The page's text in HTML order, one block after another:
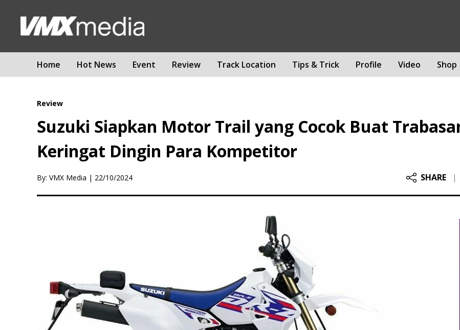
Home Hot News Event Review Track Location Tips & Trick Profile Video Shop
Review
Suzuki Siapkan Motor Trail yang Cocok Buat
Keringat Dingin Para Kompetitor
By: VMX Media | 22/10/2024 SHARE |